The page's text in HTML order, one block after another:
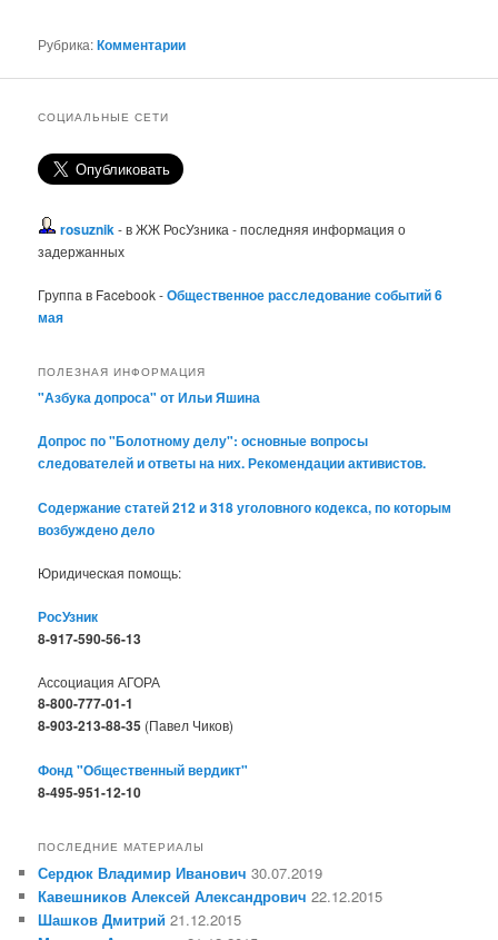
Рубрика:Комментарии
СОЦИАЛЬНЫЕ СЕТИ
rosuznik- в ЖЖ РосУзника - последняя информация о
задержанных
Группа в Facebook -Общественное расследование событий 6
мая
ПОЛЕЗНАЯ ИНФОРМАЦИЯ
"Азбука допроса" от Ильи Яшина
Допрос по "Болотному делу": основные вопросы
следователей и ответы на них. Рекомендации активистов.
Содержание статей 212 и 318 уголовного кодекса, по которым
возбуждено дело
Юридическая помощь:
РосУзник
8-917-590-56-13
Ассоциация АГОРА
8-800-777-01-1
8-903-213-88-35 (Павел Чиков)
Фонд "Общественный вердикт"
8-495-951-12-10
ПОСЛЕДНИЕ МАТЕРИАЛЫ
Сердюк Владимир Иванович 30.07.2019
Кавешников Алексей Александрович 22.12.2015
Шашков Дмитрий 21.12.2015